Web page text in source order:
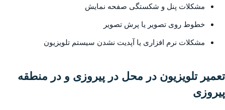
مشکلات پنل و شکستگی صفحه نمایش
خطوط روی تصویر یا پرش تصویر
مشکلات نرم افزاری یا آپدیت نشدن سیستم تلویزیون
تعمیر تلویزیون در محل در پیروزی و در منطقه
پیروزی